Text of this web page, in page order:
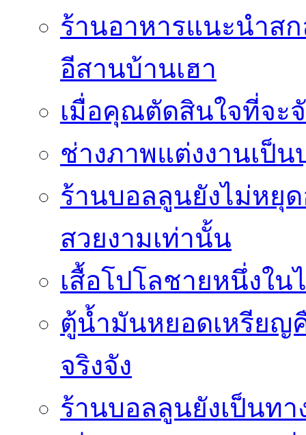
ร้านอาหารแนะนำส
อีสานบ้านเฮา
เมื่อคุณตัดสินใจที่จะ
ช่างภาพแต่งงานเป็
ร้านบอลลูนยังไม่หยุ
สวยงามเท่านั้น
เสื้อโปโลชายหนึ่งใ
ตู้น้ำมันหยอดเหรียญ
จริงจัง
ร้านบอลลูนยังเป็นทา